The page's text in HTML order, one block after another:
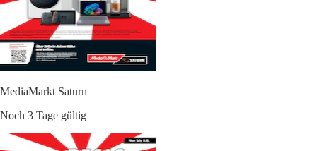
MediaMarkt Saturn
Noch 3 Tage gültig